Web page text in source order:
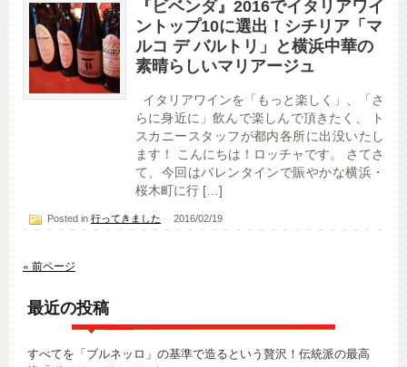
『ビベンダ』2016でイタリアワイ
ントップ10に選出！シチリア「マ
ルコ デ バルトリ」と横浜中華の
素晴らしいマリアージュ
イタリアワインを「もっと楽しく」、「さ
らに身近に」飲んで楽しんで頂きたく、 ト
スカニースタッフが都内各所に出没いたし
ます！ こんにちは！ロッチャです。 さてさ
て、今回はバレンタインで賑やかな横浜・
桜木町に行 […]
Posted in 行ってきました 2016/02/19
« 前ページ
最近の投稿
すべてを「ブルネッロ」の基準で造るという贅沢！伝統派の最高